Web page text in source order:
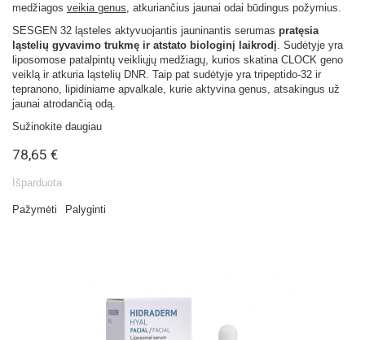
medžiagos veikia genus , atkuriančius jaunai odai būdingus požymius.
SESGEN 32 ląsteles aktyvuojantis jauninantis serumas pratęsia
ląstelių gyvavimo trukmę ir atstato biologinį laikrodį . Sudėtyje yra
liposomose patalpintų veikliųjų medžiagų, kurios skatina CLOCK geno
veiklą ir atkuria ląstelių DNR. Taip pat sudėtyje yra tripeptido-32 ir
tepranono, lipidiniame apvalkale, kurie aktyvina genus, atsakingus už
jaunai atrodančią odą.
Sužinokite daugiau
78,65 €
Išparduota
Pažymėti Palyginti